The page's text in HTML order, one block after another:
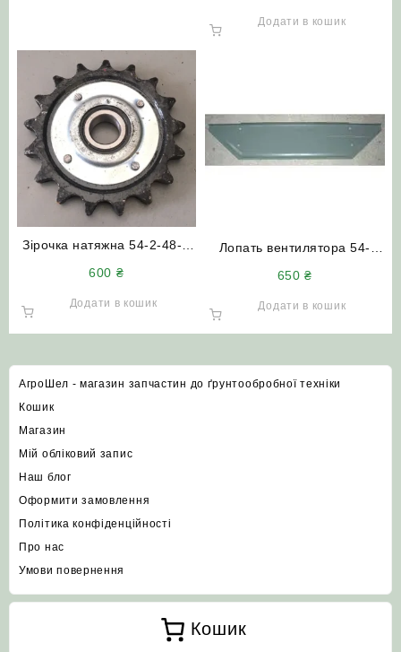
комбайнів СК-5 НИВА
Додати в кошик
Зірочка натяжна 54-2-48-1
600 ₴
Додати в кошик
Лопать вентилятора 54-
650₴
Додати в кошик
АгроШел - магазин запчастин до ґрунтообробної техніки
Кошик
Магазин
Мій обліковий запис
Наш блог
Оформити замовлення
Політика конфіденційності
Про нас
Умови повернення
Кошик